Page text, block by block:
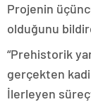
Projenin
olduğunu
“Prehistorik
gerçekten
İlerleyen